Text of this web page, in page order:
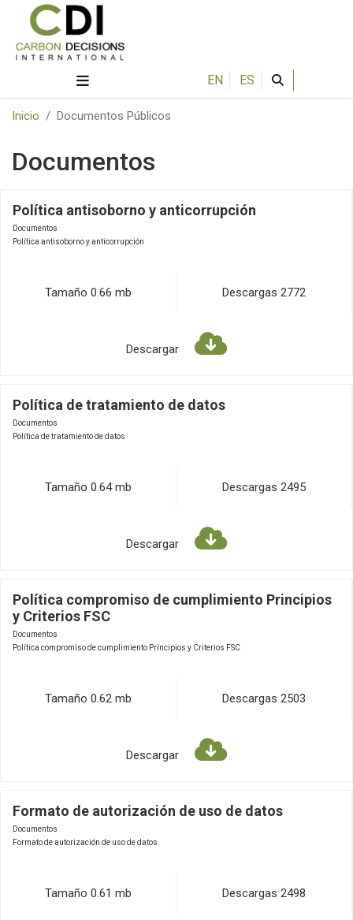
EN ES
Inicio Documentos Públicos
Documentos
Política antisoborno y anticorrupción
Documentos
Política antisoborno y anticorrupción
Tamaño 0.66 mb Descargas 2772
Descargar
Política de tratamiento de datos
Documentos
Política de tratamiento de datos
Tamaño 0.64 mb Descargas 2495
Descargar
Política compromiso de cumplimiento Principios
y Criterios FSC
Documentos
Política compromiso de cumplimiento Principios y Criterios FSC
Tamaño 0.62 mb Descargas 2503
Descargar
Formato de autorización de uso de datos
Documentos
Formato de autorización de uso de datos
Tamaño 0.61 mb Descargas 2498